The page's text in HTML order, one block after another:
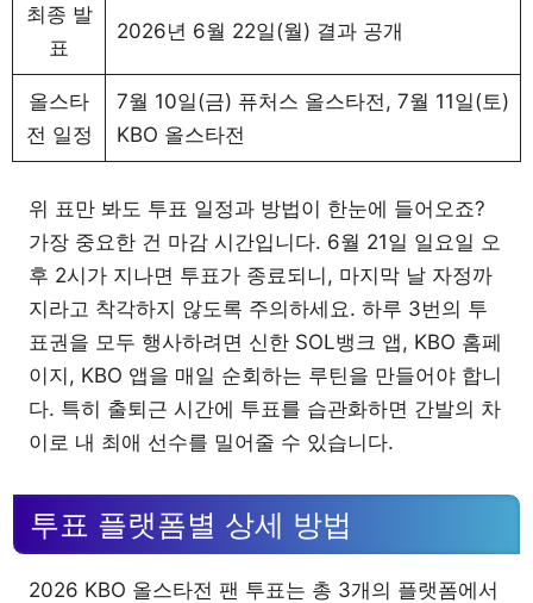
최종 발
표
2026년 6월 22일(월) 결과 공개
올스타
전 일정
7월 10일(금) 퓨처스 올스타전, 7월 11일(토)
KBO 올스타전
위 표만 봐도 투표 일정과 방법이 한눈에 들어오죠?
가장 중요한 건 마감 시간입니다. 6월 21일 일요일 오
후 2시가 지나면 투표가 종료되니, 마지막 날 자정까
지라고 착각하지 않도록 주의하세요. 하루 3번의 투
표권을 모두 행사하려면 신한 SOL뱅크 앱, KBO 홈페
이지, KBO 앱을 매일 순회하는 루틴을 만들어야 합니
다. 특히 출퇴근 시간에 투표를 습관화하면 간발의 차
이로 내 최애 선수를 밀어줄 수 있습니다.
투표 플랫폼별 상세 방법
2026 KBO 올스타전 팬 투표는 총 3개의 플랫폼에서